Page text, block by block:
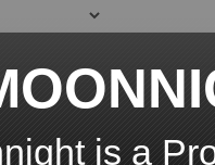
is a